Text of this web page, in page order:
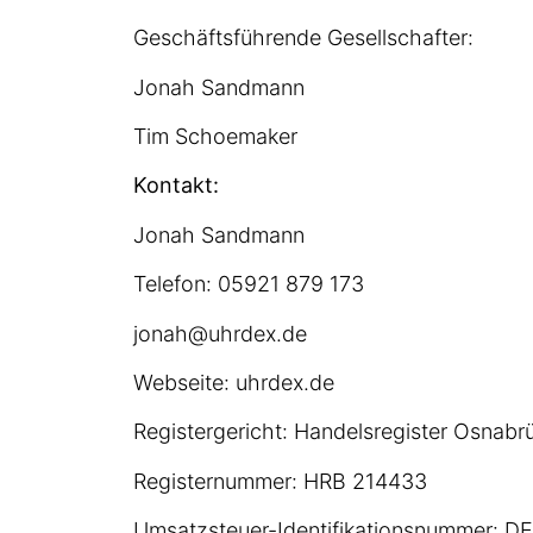
Geschäftsführende Gesellschafter:
Jonah Sandmann
Tim Schoemaker
Kontakt:
Jonah Sandmann
Telefon: 05921 879 173
jonah@uhrdex.de
Webseite: uhrdex.de
Registergericht: Handelsregister
Registernummer: HRB 214433